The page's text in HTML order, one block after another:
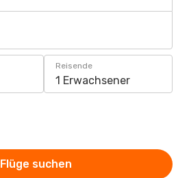
Reisende
1 Erwachsener
Flüge suchen